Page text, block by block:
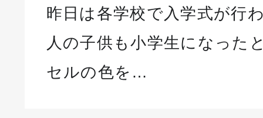
昨日は各学校で入学式が行
人の子供も小学生になった
セルの色を…